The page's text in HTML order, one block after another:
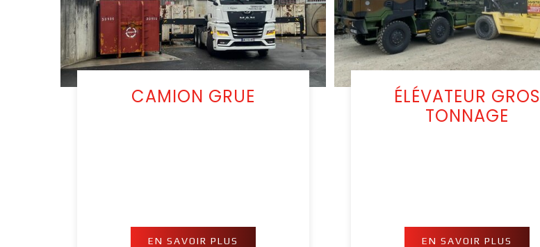
CAMION GRUE
EN SAVOIR PLUS
ÉLÉVATEUR GROS
TONNAGE
EN SAVOIR PLUS